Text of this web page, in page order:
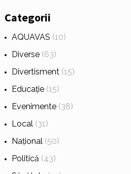
Categorii
AQUAVAS (10)
Diverse(63)
Divertisment(15)
Educație(15)
Evenimente(38)
Local(31)
Național(50)
Politică (43)